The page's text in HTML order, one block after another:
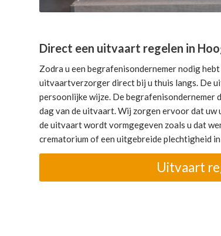
Direct een uitvaart regelen in
Zodra u een begrafenisondernemer nodig
uitvaartverzorger direct bij u thuis langs. De
persoonlijke wijze. De begrafenisondernemer
dag van de uitvaart. Wij zorgen ervoor dat
de uitvaart wordt vormgegeven zoals u dat
crematorium of een uitgebreide plechtigheid
Uitvaart